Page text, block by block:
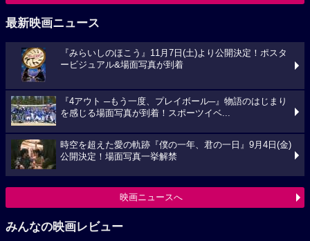
最新映画ニュース
『みらいしのほこう』11月7日(土)より公開決定！ポスタ
ービジュアル&場面写真が到着
『4アウト ─もう一度、プレイボール─』物語のはじまり
を感じる場面写真が到着！スポーツイベ...
時空を超えた愛の軌跡『僕の一年、君の一日』9月4日(金)
公開決定！場面写真一挙解禁
映画ニュースへ
みんなの映画レビュー